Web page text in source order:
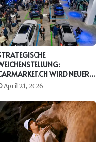
WIRD NEUER
PARTNER DER
AUTO ZÜRICH
April 21, 2026